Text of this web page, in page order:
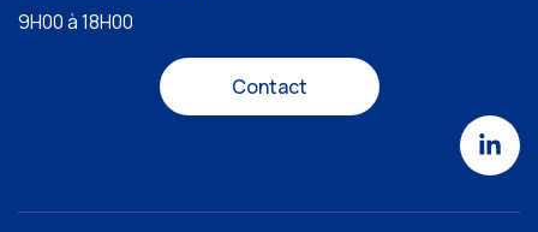
9H00 à 18H00
Contact